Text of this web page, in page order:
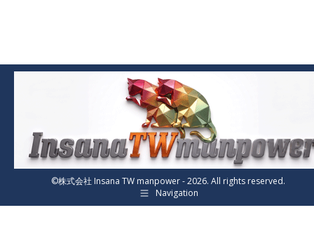
©株式会社 Insana TW manpower - 2026. All rights reserved.
Navigation